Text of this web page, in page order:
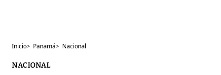
Inicio> Panamá> Nacional
NACIONAL